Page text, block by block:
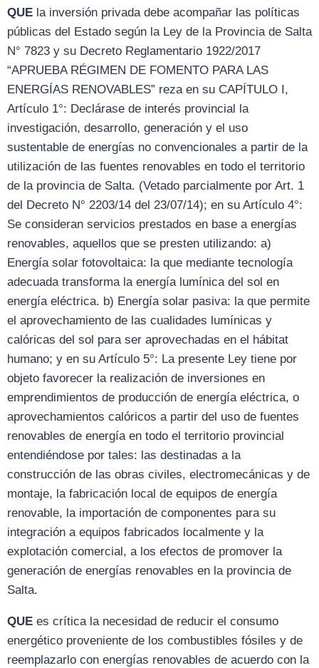
QUE la inversión privada debe acompañar las políticas
públicas del Estado según la Ley de la Provincia de Salta
N° 7823 y su Decreto Reglamentario 1922/2017
“APRUEBA RÉGIMEN DE FOMENTO PARA LAS
ENERGÍAS RENOVABLES” reza en su CAPÍTULO I,
Artículo 1°: Declárase de interés provincial la
investigación, desarrollo, generación y el uso
sustentable de energías no convencionales a partir de la
utilización de las fuentes renovables en todo el territorio
de la provincia de Salta. (Vetado parcialmente por Art. 1
del Decreto N° 2203/14 del 23/07/14); en su Artículo 4°:
Se consideran servicios prestados en base a energías
renovables, aquellos que se presten utilizando: a)
Energía solar fotovoltaica: la que mediante tecnología
adecuada transforma la energía lumínica del sol en
energía eléctrica. b) Energía solar pasiva: la que permite
el aprovechamiento de las cualidades lumínicas y
calóricas del sol para ser aprovechadas en el hábitat
humano; y en su Artículo 5°: La presente Ley tiene por
objeto favorecer la realización de inversiones en
emprendimientos de producción de energía eléctrica, o
aprovechamientos calóricos a partir del uso de fuentes
renovables de energía en todo el territorio provincial
entendiéndose por tales: las destinadas a la
construcción de las obras civiles, electromecánicas y de
montaje, la fabricación local de equipos de energía
renovable, la importación de componentes para su
integración a equipos fabricados localmente y la
explotación comercial, a los efectos de promover la
generación de energías renovables en la provincia de
Salta.
QUE es crítica la necesidad de reducir el consumo
energético proveniente de los combustibles fósiles y de
reemplazarlo con energías renovables de acuerdo con la